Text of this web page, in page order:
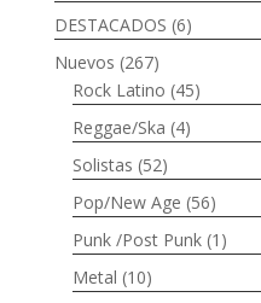
DESTACADOS (6)
Nuevos (267)
Rock Latino (45)
Reggae/Ska (4)
Solistas (52)
Pop/New Age (56)
Punk /Post Punk (1)
Metal (10)